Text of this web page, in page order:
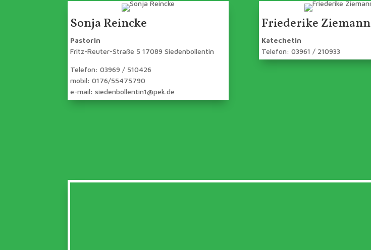
Sonja Reincke
Pastorin
Fritz-Reuter-Straße 5 17089 Siedenbollentin
Telefon: 03969 / 510426
mobil: 0176/55475790
e-mail: siedenbollentin1@pek.de
Friederike Ziemann
Katechetin
Telefon: 03961 / 210933